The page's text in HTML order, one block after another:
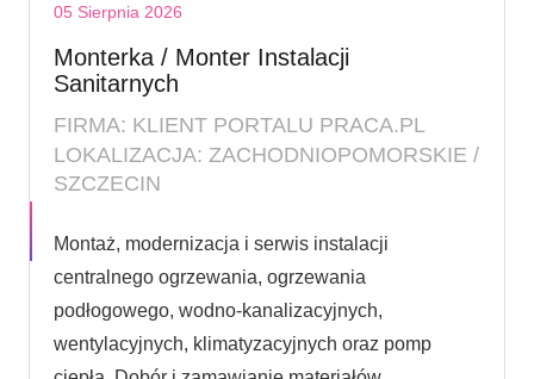
05 Sierpnia 2026
Monterka / Monter Instalacji
Sanitarnych
FIRMA: KLIENT PORTALU PRACA.PL
LOKALIZACJA: ZACHODNIOPOMORSKIE /
SZCZECIN
Montaż, modernizacja i serwis instalacji
centralnego ogrzewania, ogrzewania
podłogowego, wodno-kanalizacyjnych,
wentylacyjnych, klimatyzacyjnych oraz pomp